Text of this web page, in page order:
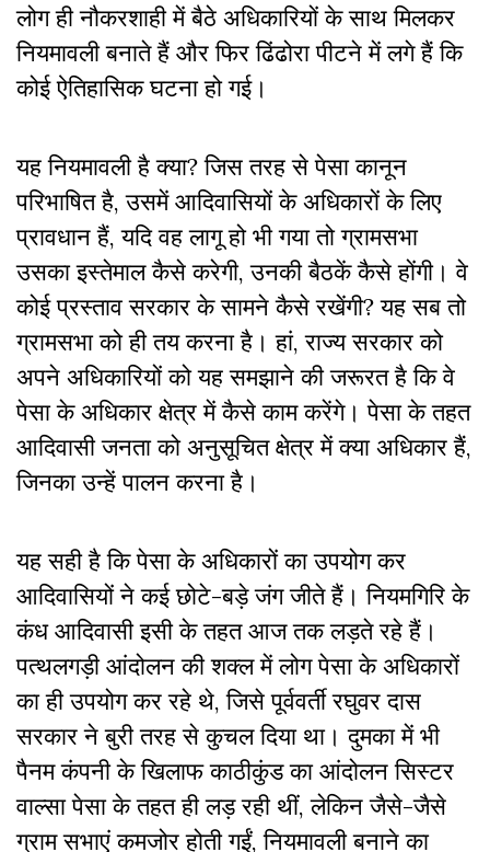
लोग ही नौकरशाही में बैठे अधिकारियों के साथ मिलकर
नियमावली बनाते हैं और फिर ढिंढोरा पीटने में लगे हैं कि
कोई ऐतिहासिक घटना हो गई।
यह नियमावली है क्या? जिस तरह से पेसा कानून
परिभाषित है, उसमें आदिवासियों के अधिकारों के लिए
प्रावधान हैं, यदि वह लागू हो भी गया तो ग्रामसभा
उसका इस्तेमाल कैसे करेगी, उनकी बैठकें कैसे होंगी। वे
कोई प्रस्ताव सरकार के सामने कैसे रखेंगी? यह सब तो
ग्रामसभा को ही तय करना है। हां, राज्य सरकार को
अपने अधिकारियों को यह समझाने की जरूरत है कि वे
पेसा के अधिकार क्षेत्र में कैसे काम करेंगे। पेसा के तहत
आदिवासी जनता को अनुसूचित क्षेत्र में क्या अधिकार हैं,
जिनका उन्हें पालन करना है।
यह सही है कि पेसा के अधिकारों का उपयोग कर
आदिवासियों ने कई छोटे-बड़े जंग जीते हैं। नियमगिरि के
कंध आदिवासी इसी के तहत आज तक लड़ते रहे हैं।
पत्थलगड़ी आंदोलन की शक्ल में लोग पेसा के अधिकारों
का ही उपयोग कर रहे थे, जिसे पूर्ववर्ती रघुवर दास
सरकार ने बुरी तरह से कुचल दिया था। दुमका में भी
पैनम कंपनी के खिलाफ काठीकुंड का आंदोलन सिस्टर
वाल्सा पेसा के तहत ही लड़ रही थीं, लेकिन जैसे-जैसे
ग्राम सभाएं कमजोर होती गईं, नियमावली बनाने का